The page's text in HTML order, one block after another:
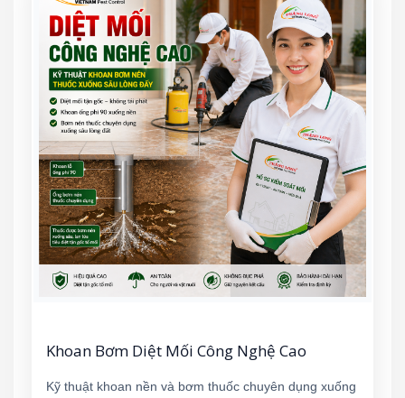
Khoan Bơm Diệt Mối Công Nghệ Cao
Kỹ thuật khoan nền và bơm thuốc chuyên dụng xuống